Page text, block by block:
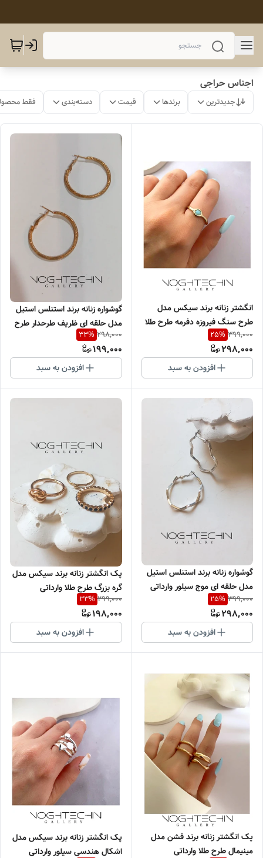
اجناس حراجی
جدیدترین برندها قیمت دسته‌بندی فقط
انگشتر زنانه برند سیکس مدل
طرح سنگ فیروزه دفرمه طرح طلا
وارداتی
399,000
25%
298,000
افزودن به سبد
گوشواره زنانه برند استنلس استیل
مدل حلقه ای ظریف طرحدار طرح
طلا وارداتی
298,000
33%
199,000
افزودن به سبد
گوشواره زنانه برند استنلس استیل
مدل حلقه ای موج سیلور وارداتی
399,000
25%
298,000
افزودن به سبد
پک انگشتر زنانه برند سیکس مدل
گره بزرگ طرح طلا وارداتی
299,000
33%
198,000
افزودن به سبد
پک انگشتر زنانه برند فشن مدل
مینیمال طرح طلا وارداتی
پک انگشتر زنانه برند سیکس مدل
اشکال هندسی سیلور وارداتی